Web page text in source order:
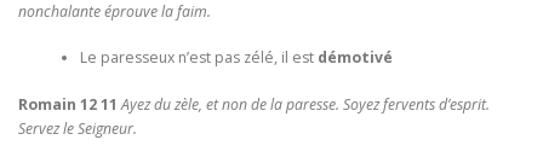
nonchalante éprouve la faim.
Le paresseux n’est pas zélé, il est démotivé
Romain 12 11Ayez du zèle, et non de la paresse. Soyez fervents d’esprit.
Servez le Seigneur.